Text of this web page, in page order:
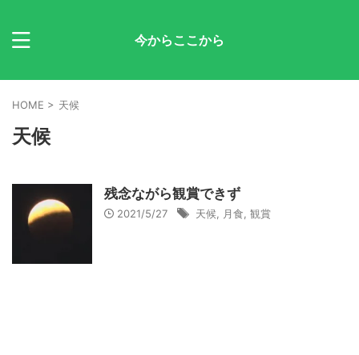
今からここから
HOME > 天候
天候
残念ながら観賞できず
2021/5/27 天候 月食 観賞